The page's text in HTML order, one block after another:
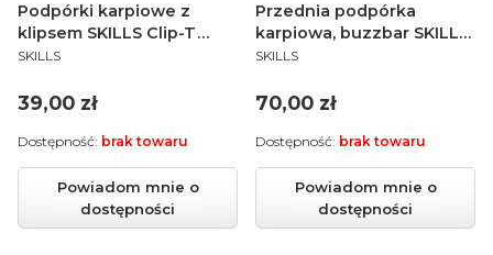
Podpórki karpiowe z
klipsem SKILLS Clip-T
Banckstick 29-45cm
PRODUCENT
SKILLS
Cena
39,00 zł
Powiadom mnie o
dostępności
Dostępność: brak towaru
Przednia podpórka
karpiowa, buzzbar SKILLS
Buzz Bar 2 wędki 28cm
PRODUCENT
SKILLS
Cena
70,00 zł
Powiadom mnie o
dostępności
Dostępność: brak towaru